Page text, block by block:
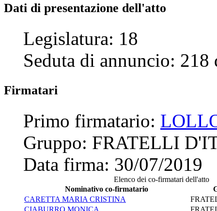
Dati di presentazione dell'atto
Legislatura: 18
Seduta di annuncio: 218
Firmatari
Primo firmatario:
Gruppo: FRATELLI
Data firma: 30/07/2019
Elenco dei co-firmatari dell'atto
Nominativo co-firmatario
CARETTA MARIA CRISTINA
CIABURRO MONICA